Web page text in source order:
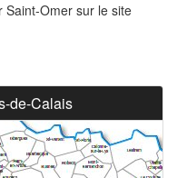
Saint-Omer sur le site
de-Calais